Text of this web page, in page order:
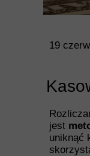
19
jest
uniknąć